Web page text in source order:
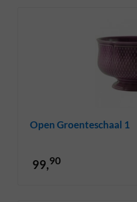
Open Groenteschaal 1
99,90